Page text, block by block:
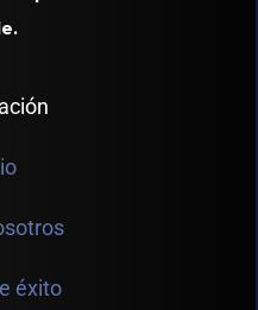
éxito